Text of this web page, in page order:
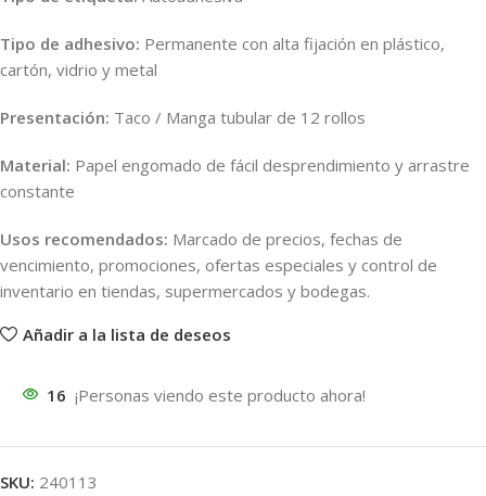
Tipo de adhesivo: Permanente con alta fijación en plástico,
cartón, vidrio y metal
Presentación: Taco / Manga tubular de 12 rollos
Material: Papel engomado de fácil desprendimiento y arrastre
constante
Usos recomendados: Marcado de precios, fechas de
vencimiento, promociones, ofertas especiales y control de
inventario en tiendas, supermercados y bodegas.
Añadir a la lista de deseos
16 ¡Personas viendo este producto ahora!
SKU: 240113